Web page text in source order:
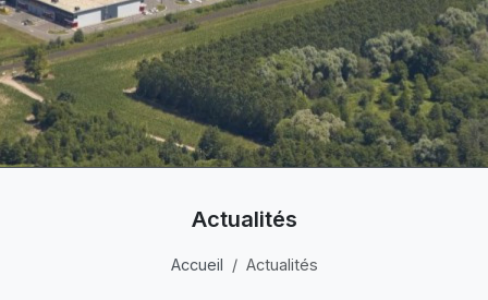
Actualités
Accueil Actualités